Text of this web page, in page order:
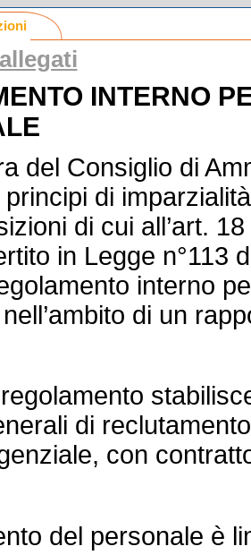
INTERNO
del Consiglio di
di
di cui all’art.
in Legge n°113
interno
di un
di
con
del personale è